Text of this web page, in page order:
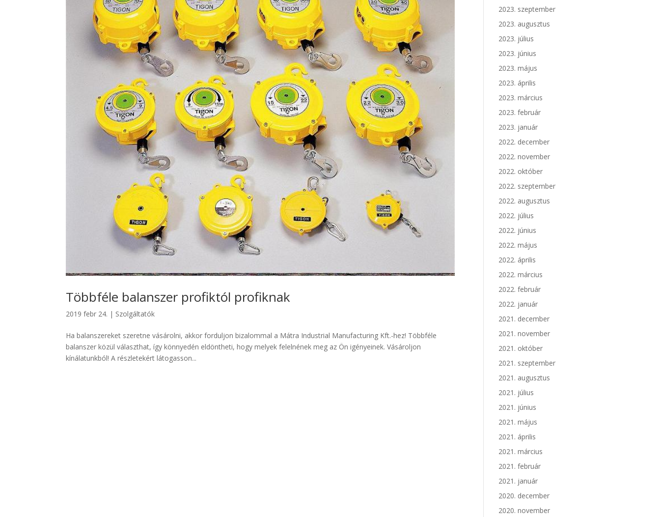
Többféle balanszer profiktól profiknak
2019 febr 24. | Szolgáltatók
Ha balanszereket szeretne vásárolni, akkor forduljon bizalommal a Mátra Industrial Manufacturing Kft.-hez! Többféle
balanszer közül választhat, így könnyedén eldöntheti, hogy melyek felelnének meg az Ön igényeinek. Vásároljon
kínálatunkból! A részletekért látogasson...
2023. szeptember
2023. augusztus
2023. július
2023. június
2023. május
2023. április
2023. március
2023. február
2023. január
2022. december
2022. november
2022. október
2022. szeptember
2022. augusztus
2022. július
2022. június
2022. május
2022. április
2022. március
2022. február
2022. január
2021. december
2021. november
2021. október
2021. szeptember
2021. augusztus
2021. július
2021. június
2021. május
2021. április
2021. március
2021. február
2021. január
2020. december
2020. november